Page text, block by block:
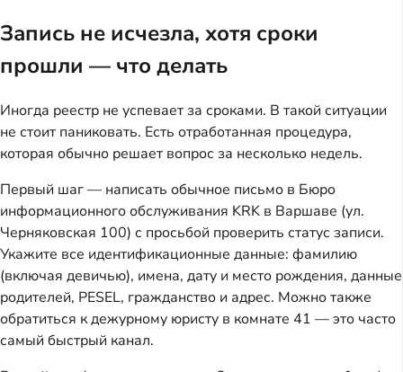
Запись не исчезла, хотя сроки
прошли — что делать
Иногда реестр не успевает за сроками. В такой ситуации
не стоит паниковать. Есть отработанная процедура,
которая обычно решает вопрос за несколько недель.
Первый шаг — написать обычное письмо в Бюро
информационного обслуживания KRK в Варшаве (ул.
Черняковская 100) с просьбой проверить статус записи.
Укажите все идентификационные данные: фамилию
(включая девичью), имена, дату и место рождения, данные
родителей, PESEL, гражданство и адрес. Можно также
обратиться к дежурному юристу в комнате 41 — это часто
самый быстрый канал.